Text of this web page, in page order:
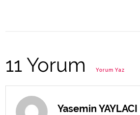
11 Yorum Yorum Yaz
Yasemin YAYLACI